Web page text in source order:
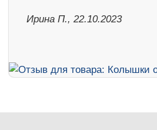
Ирина П., 22.10.2023